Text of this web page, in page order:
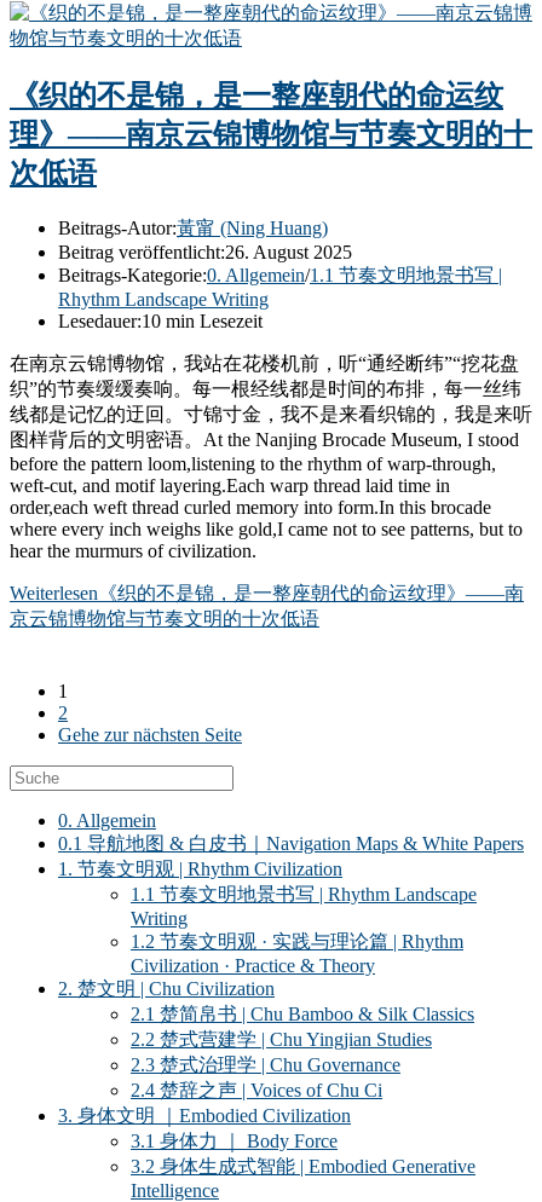
《织的不是锦，是一整座朝代的命运纹
理》——南京云锦博物馆与节奏文明的十
次低语
Beitrags-Autor:黃甯 (Ning Huang)
Beitrag veröffentlicht:26. August 2025
Beitrags-Kategorie:0. Allgemein/1.1 节奏文明地景书写 |
Rhythm Landscape Writing
Lesedauer:10 min Lesezeit
在南京云锦博物馆，我站在花楼机前，听“通经断纬”“挖花盘
织”的节奏缓缓奏响。每一根经线都是时间的布排，每一丝纬
线都是记忆的迂回。寸锦寸金，我不是来看织锦的，我是来听
图样背后的文明密语。At the Nanjing Brocade Museum, I stood
before the pattern loom,listening to the rhythm of warp-through,
weft-cut, and motif layering.Each warp thread laid time in
order,each weft thread curled memory into form.In this brocade
where every inch weighs like gold,I came not to see patterns, but to
hear the murmurs of civilization.
Weiterlesen 《织的不是锦，是一整座朝代的命运纹理》——南
京云锦博物馆与节奏文明的十次低语
1
2
Gehe zur nächsten Seite
0. Allgemein
0.1 导航地图 & 白皮书｜Navigation Maps & White Papers
1. 节奏文明观 | Rhythm Civilization
1.1 节奏文明地景书写 | Rhythm Landscape
Writing
1.2 节奏文明观 · 实践与理论篇 | Rhythm
Civilization · Practice & Theory
2. 楚文明 | Chu Civilization
2.1 楚简帛书 | Chu Bamboo & Silk Classics
2.2 楚式营建学 | Chu Yingjian Studies
2.3 楚式治理学 | Chu Governance
2.4 楚辞之声 | Voices of Chu Ci
3. 身体文明 ｜Embodied Civilization
3.1 身体力 ｜ Body Force
3.2 身体生成式智能 | Embodied Generative
Intelligence